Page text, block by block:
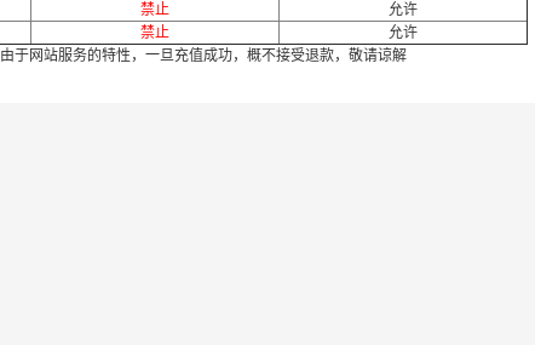
禁止
允许
禁止
允许
由于网站服务的特性，一旦充值成功，概不接受退款，敬请谅解